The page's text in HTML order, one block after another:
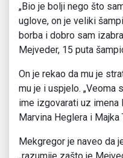
„Bio je bolji nego što
uglove, on je veliki
borba i dobro sam
Mejveder, 15 puta
On je rekao da mu je
mu je i uspjelo. „Veoma
ime izgovarati uz imena
Marvina Heglera i Majka
Mekgregor je naveo da